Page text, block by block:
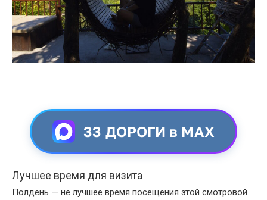
33 ДОРОГИ в MAX
Лучшее время для визита
Полдень — не лучшее время посещения этой смотровой